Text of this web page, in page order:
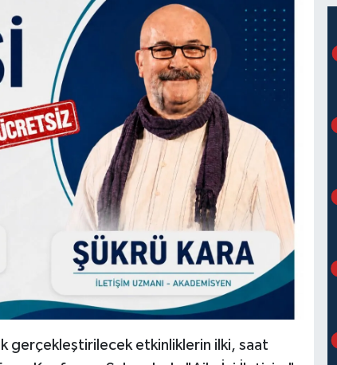
gerçekleştirilecek etkinliklerin ilki, saat